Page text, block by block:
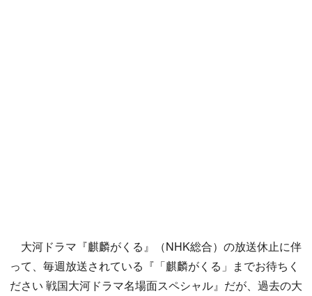
大河ドラマ『麒麟がくる』（NHK総合）の放送休止に伴
って、毎週放送されている『「麒麟がくる」までお待ちく
ださい 戦国大河ドラマ名場面スペシャル』だが、過去の大